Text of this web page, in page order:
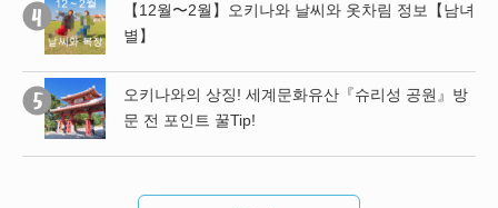
【12월〜2월】오키나와 날씨와 옷차림 정보【남녀
별】
오키나와의 상징! 세계문화유산『슈리성 공원』방
문 전 포인트 꿀Tip!